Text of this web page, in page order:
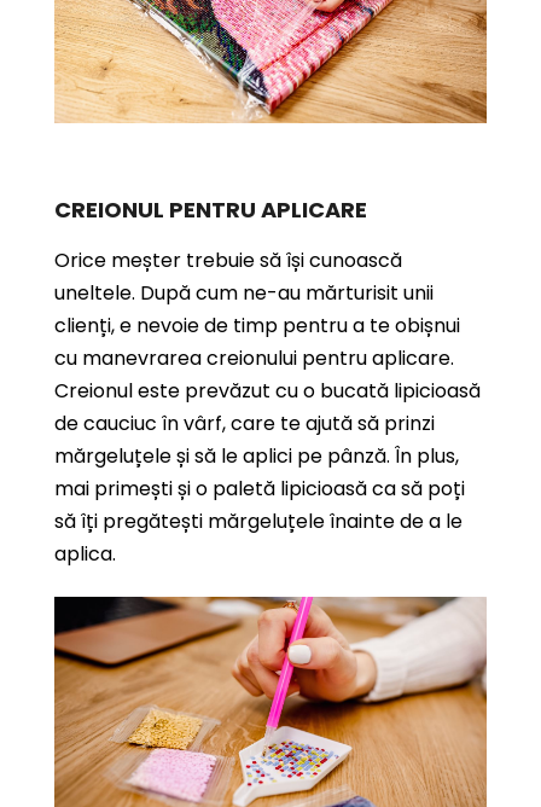
CREIONUL PENTRU APLICARE
Orice meșter trebuie să își cunoască
uneltele. După cum ne-au mărturisit unii
clienți, e nevoie de timp pentru a te obișnui
cu manevrarea creionului pentru aplicare.
Creionul este prevăzut cu o bucată lipicioasă
de cauciuc în vârf, care te ajută să prinzi
mărgeluțele și să le aplici pe pânză. În plus,
mai primești și o paletă lipicioasă ca să poți
să îți pregătești mărgeluțele înainte de a le
aplica.